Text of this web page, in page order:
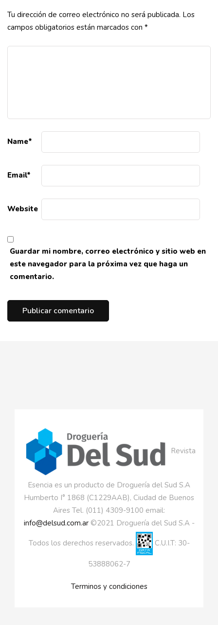
Tu dirección de correo electrónico no será publicada. Los
campos obligatorios están marcados con *
Name*
Email*
Website
Guardar mi nombre, correo electrónico y sitio web en
este navegador para la próxima vez que haga un
comentario.
Revista
Esencia es un producto de Droguería del Sud S.A
Humberto I° 1868 (C1229AAB), Ciudad de Buenos
Aires Tel. (011) 4309-9100 email:
info@delsud.com.ar©2021 Droguería del Sud S.A -
Todos los derechos reservados. C.U.I.T: 30-
53888062-7
Terminos y condiciones